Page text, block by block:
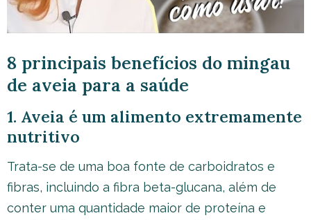
8 principais benefícios do mingau
de aveia para a saúde
1. Aveia é um alimento extremamente
nutritivo
Trata-se de uma boa fonte de carboidratos e
fibras, incluindo a fibra beta-glucana, além de
conter uma quantidade maior de proteína e